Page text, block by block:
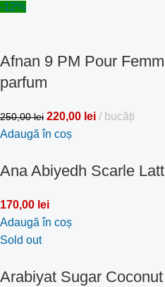
-12%
Afnan 9 PM Pour
parfum
250,00lei 220,00 lei
bucăți
Adaugă în coș
Ana Abiyedh Scarle
170,00 lei
Adaugă în coș
Sold out
Arabiyat Sugar